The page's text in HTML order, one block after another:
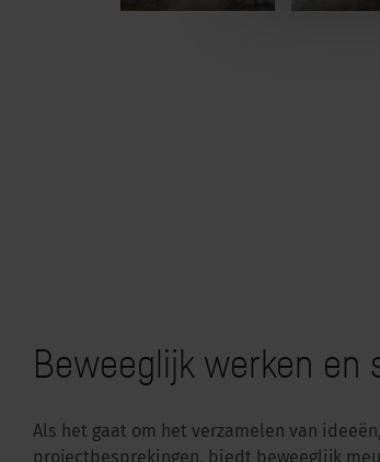
Beweeglijk werken en
Als het gaat om het verzamelen van